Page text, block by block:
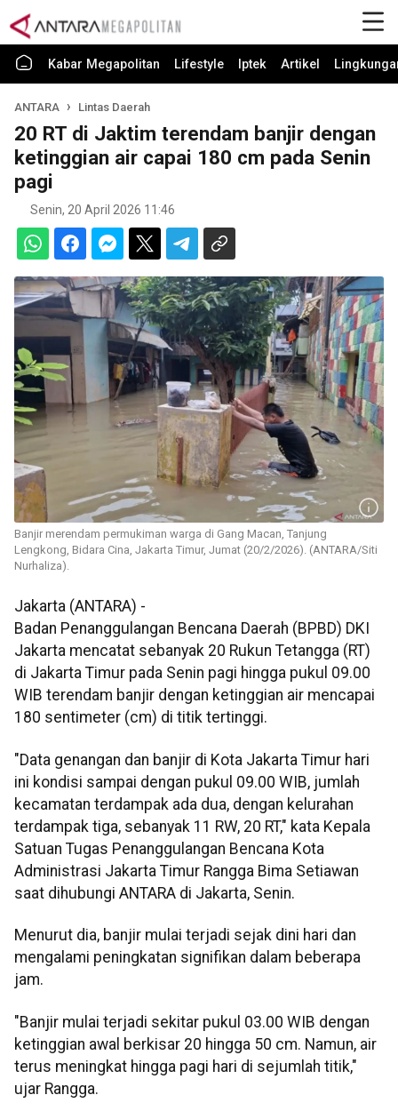
Kabar Megapolitan Lifestyle Iptek Artikel
ANTARA Lintas Daerah
20 RT di Jaktim terendam banjir dengan
ketinggian air capai 180 cm pada Senin
pagi
Senin, 20 April 2026 11:46
Banjir merendam permukiman warga di Gang Macan, Tanjung
Lengkong, Bidara Cina, Jakarta Timur, Jumat (20/2/2026). (ANTARA/Siti
Nurhaliza).
Jakarta (ANTARA) -
Badan Penanggulangan Bencana Daerah (BPBD) DKI
Jakarta mencatat sebanyak 20 Rukun Tetangga (RT)
di Jakarta Timur pada Senin pagi hingga pukul 09.00
WIB terendam banjir dengan ketinggian air mencapai
180 sentimeter (cm) di titik tertinggi.
"Data genangan dan banjir di Kota Jakarta Timur hari
ini kondisi sampai dengan pukul 09.00 WIB, jumlah
kecamatan terdampak ada dua, dengan kelurahan
terdampak tiga, sebanyak 11 RW, 20 RT," kata Kepala
Satuan Tugas Penanggulangan Bencana Kota
Administrasi Jakarta Timur Rangga Bima Setiawan
saat dihubungi ANTARA di Jakarta, Senin.
Menurut dia, banjir mulai terjadi sejak dini hari dan
mengalami peningkatan signifikan dalam beberapa
jam.
"Banjir mulai terjadi sekitar pukul 03.00 WIB dengan
ketinggian awal berkisar 20 hingga 50 cm. Namun, air
terus meningkat hingga pagi hari di sejumlah titik,"
ujar Rangga.